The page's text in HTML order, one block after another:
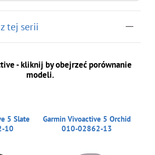
tej serii
- kliknij by obejrzeć porównanie
modeli.
5 Slate
10
Garmin Vivoactive 5 Orchid
010-02862-13